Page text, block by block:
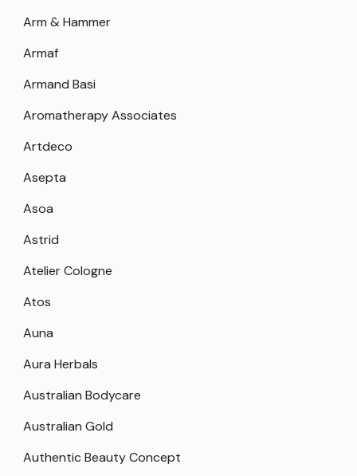
Arm & Hammer
Armaf
Armand Basi
Aromatherapy Associates
Artdeco
Asepta
Asoa
Astrid
Atelier Cologne
Atos
Auna
Aura Herbals
Australian Bodycare
Australian Gold
Authentic Beauty Concept